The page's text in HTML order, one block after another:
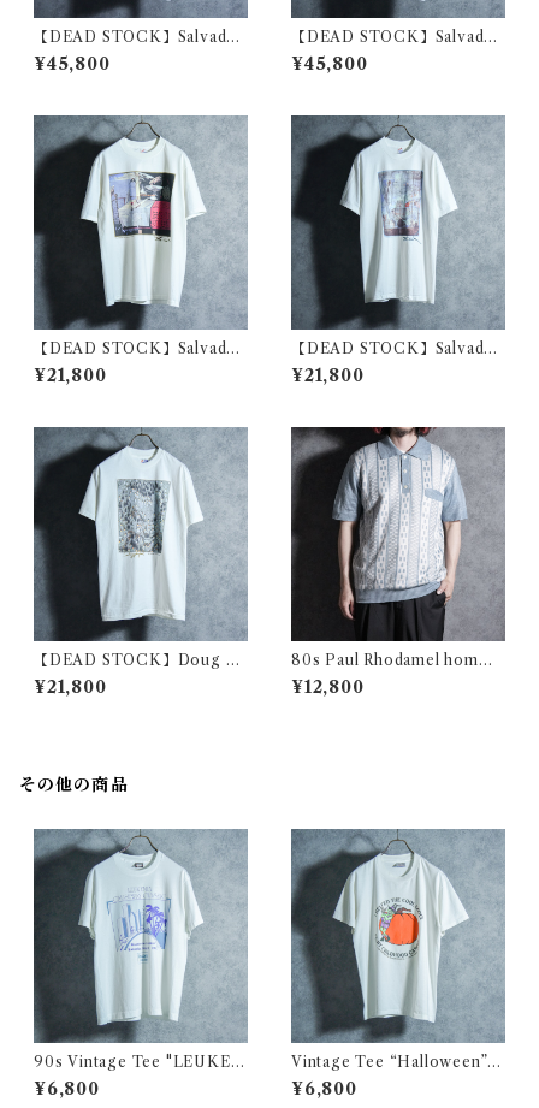
【DEAD STOCK】Salvador
Dali Malti Print T-Shirts サ
ルバドール・ダリ マルチプリ
¥45,800
【DEAD STOCK】Salvador
Dali Malti Print T-Shirts サ
ルバドール・ダリ マルチプリ
¥45,800
【DEAD STOCK】Salvador
Dali Print T-Shirts “Still Lif
e – Fast Moving” サバドー
¥21,800
【DEAD STOCK】Salvador
Dali Print T-Shirts “The Di
scovery of America by Ch
ツ コロンブスによるアメリカ
の発見
¥21,800
【DEAD STOCK】Doug Au
ld Trick Art Print Tee ダ
グ・オールド トリックアート
¥21,800
80s Paul Rhodamel homme
s Summer Knit Polo Made i
n France ポール・ロダメネル
¥12,800
その他の商品
90s Vintage Tee "LEUKEM
IA" SCREEN STARS ヴィン
テージ Tシャツ スクリーンス
¥6,800
Vintage Tee “Halloween” O
nietaヴィンテージ Tシャツ ハ
ロウィン オニータ 115
¥6,800